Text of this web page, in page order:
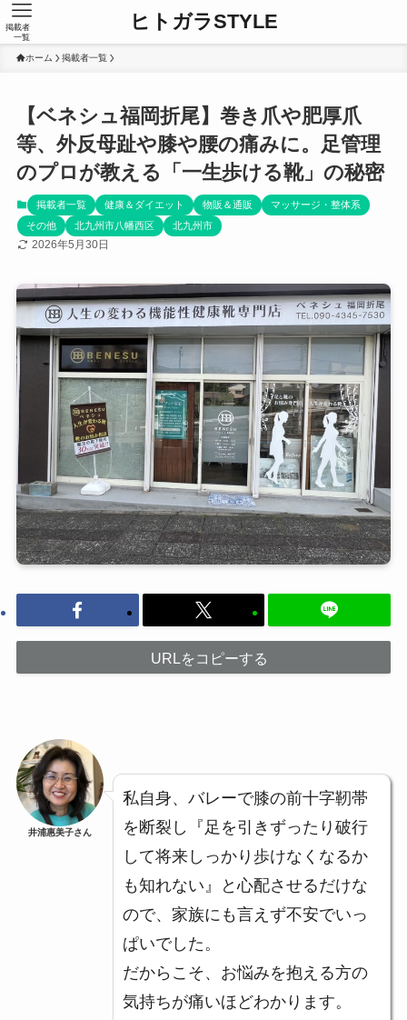
ヒトガラSTYLE
掲載者
一覧
ホーム 掲載者一覧
【ベネシュ福岡折尾】巻き爪や肥厚爪
等、外反母趾や膝や腰の痛みに。足管理
のプロが教える「一生歩ける靴」の秘密
掲載者一覧 健康＆ダイエット 物販＆通販
マッサージ・整体系
その他
北九州市八幡西区 北九州市
2026年5月30日
URLをコピーする
井浦惠美子さん
私自身、バレーで膝の前十字靭帯
を断裂し『足を引きずったり破行
して将来しっかり歩けなくなるか
も知れない』と心配させるだけな
ので、家族にも言えず不安でいっ
ぱいでした。
だからこそ、お悩みを抱える方の
気持ちが痛いほどわかります。